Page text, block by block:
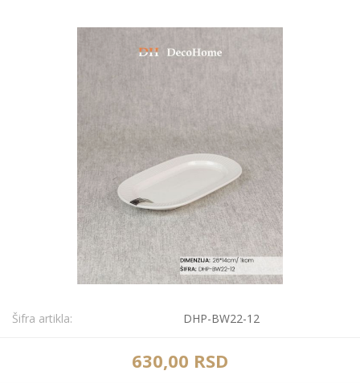
Šifra artikla: DHP-BW22-12
630,00 RSD